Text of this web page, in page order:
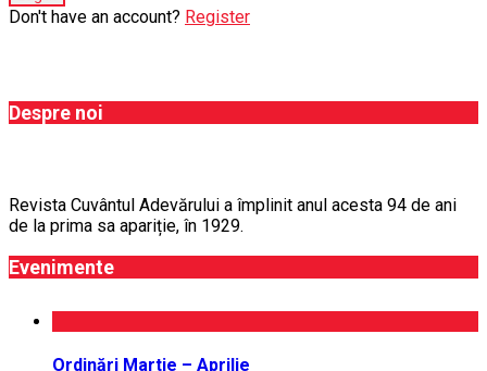
Don't have an account? Register
Despre noi
Revista Cuvântul Adevărului a împlinit anul acesta 94 de ani
de la prima sa apariție, în 1929.
Evenimente
Ordinări Martie – Aprilie